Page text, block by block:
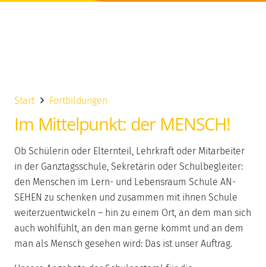
Start Fortbildungen
Im Mittelpunkt: der MENSCH!
Ob Schülerin oder Elternteil, Lehrkraft oder Mitarbeiter
in der Ganztagsschule, Sekretärin oder Schulbegleiter:
den Menschen im Lern- und Lebensraum Schule AN-
SEHEN zu schenken und zusammen mit ihnen Schule
weiterzuentwickeln – hin zu einem Ort, an dem man sich
auch wohlfühlt, an den man gerne kommt und an dem
man als Mensch gesehen wird: Das ist unser Auftrag.